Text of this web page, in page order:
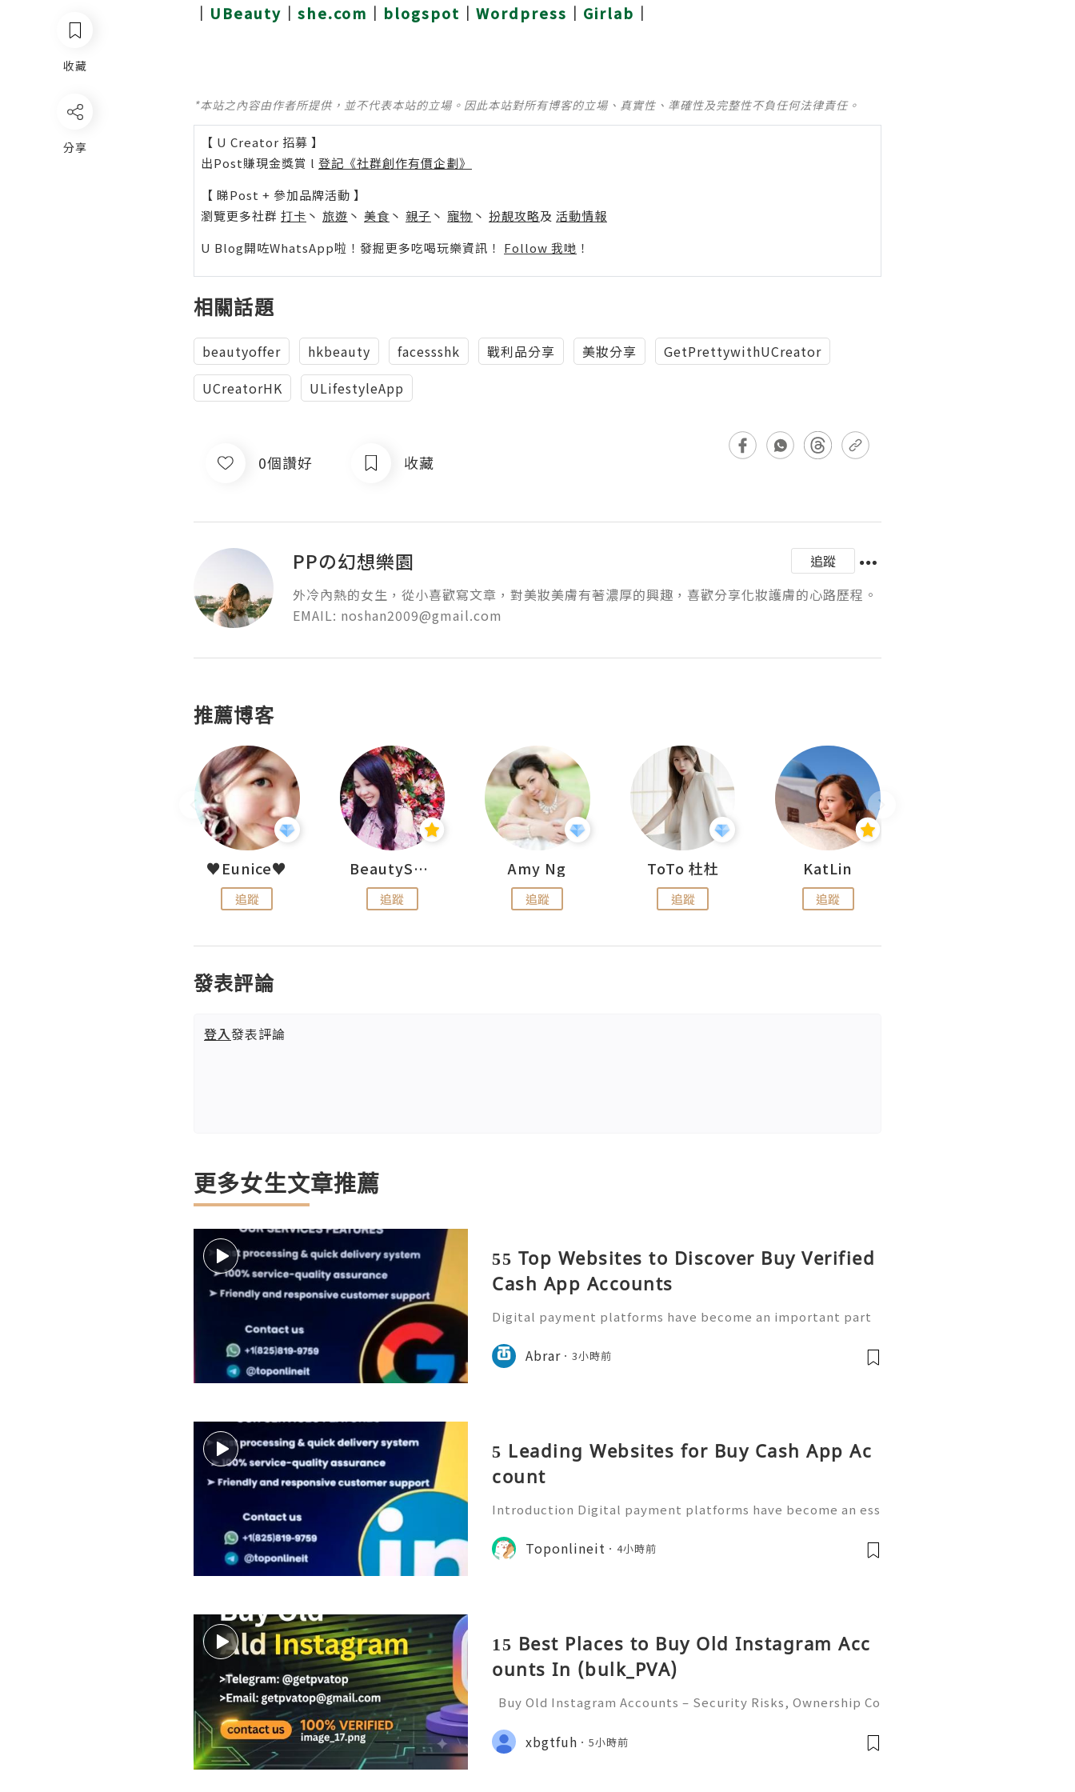
收藏
分享
｜ UBeauty ｜ she.com ｜ blogspot ｜ Wordpress ｜ Girlab ｜
*本站之內容由作者所提供，並不代表本站的立場。因此本站對所有博客的立場、真實性、準確性及完整性不負任何法律責任。
【 U Creator 招募 】
出Post賺現金獎賞 l 登記《社群創作有價企劃》
【 睇Post + 參加品牌活動 】
瀏覽更多社群 打卡 丶 旅遊 丶 美食 丶 親子 丶 寵物 丶 扮靚攻略及 活動情報
U Blog開咗WhatsApp啦！發掘更多吃喝玩樂資訊！ Follow 我哋 ！
相關話題
beautyoffer hkbeauty facessshk 戰利品分享 美妝分享
GetPrettywithUCreator
UCreatorHK
ULifestyleApp
0個讚好 收藏
PPの幻想樂園
追蹤
外冷內熱的女生，從小喜歡寫文章，對美妝美膚有著濃厚的興趣，喜歡分享化妝護膚的心路歷程。
EMAIL: noshan2009@gmail.com
推薦博客
♥Eunice♥
追蹤
BeautySearch
追蹤
Amy Ng
追蹤
ToTo 杜杜
追蹤
KatLin
追蹤
發表評論
登入發表評論
更多女生文章推薦
55 Top Websites to Discover Buy Verified
Cash App Accounts
Digital payment platforms have become an important part
features for sending and receiving money, but maintaining a
secure and properly ver
Abrar 3小時前
5 Leading Websites for Buy Cash App Ac
count
Introduction Digital payment platforms have become an ess
e mobile payment applications to send money, receive pay
ments, manage transactions, an
Toponlineit 4小時前
15 Best Places to Buy Old Instagram Acc
ounts In (bulk_PVA)
Buy Old Instagram Accounts – Security Risks, Ownership Co
INSTANT REPLY GUARANTEED ✨🔥⚡️🌐 ⚡️📱💬🚀 Telegram: @g
etpvatop ⚡️📢👤🔔 Telegram Username:
xbgtfuh 5小時前